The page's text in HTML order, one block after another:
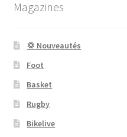
Magazines
💢 Nouveautés
Foot
Basket
Rugby
Bikelive